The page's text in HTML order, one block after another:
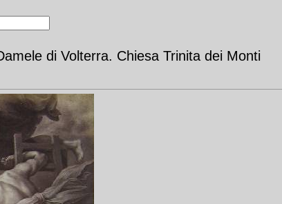
di Volterra. Chiesa Trinita dei Monti